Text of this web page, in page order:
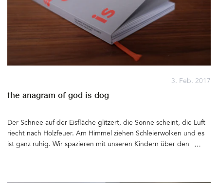
3. Feb. 2017
the anagram of god is dog
Der Schnee auf der Eisfläche glitzert, die Sonne scheint, die Luft
riecht nach Holzfeuer. Am Himmel ziehen Schleierwolken und es
ist ganz ruhig. Wir spazieren mit unseren Kindern über den